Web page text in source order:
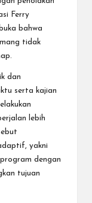
Ferry
bahwa
tidak
dan
serta kajian
lebih
yakni
dengan
tujuan